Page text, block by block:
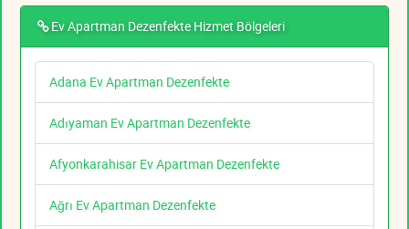
Ev Apartman Dezenfekte Hizmet Bölgeleri
Adana Ev Apartman Dezenfekte
Adıyaman Ev Apartman Dezenfekte
Afyonkarahisar Ev Apartman Dezenfekte
Ağrı Ev Apartman Dezenfekte